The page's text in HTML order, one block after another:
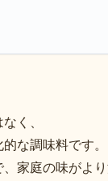
く、
な調味料です。
家庭の味がよ